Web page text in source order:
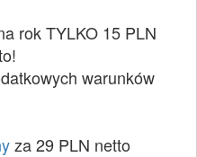
rok TYLKO 15 PLN
warunków
za 29 PLN netto